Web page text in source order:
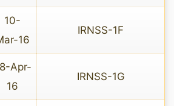
10-
16
IRNSS-1F
Apr-
16
IRNSS-1G